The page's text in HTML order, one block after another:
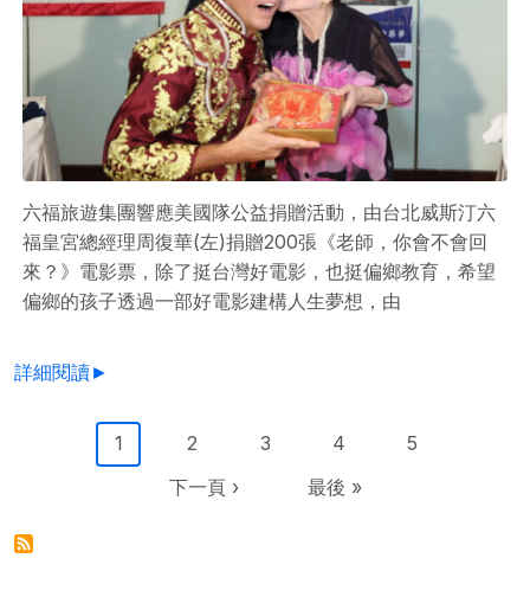
六福旅遊集團響應美國隊公益捐贈活動，由台北威斯汀六
福皇宮總經理周復華(左)捐贈200張《老師，你會不會回
來？》電影票，除了挺台灣好電影，也挺偏鄉教育，希望
偏鄉的孩子透過一部好電影建構人生夢想，由
詳細閱讀►
Pagination目前頁面
1 Page
2 Page
3 Page
4 Page
5
下一頁
下一頁 › Last page
最後 »